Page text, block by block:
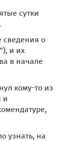
сутки
сведения о
и их
в начале
кому-то из
и
узнать, на